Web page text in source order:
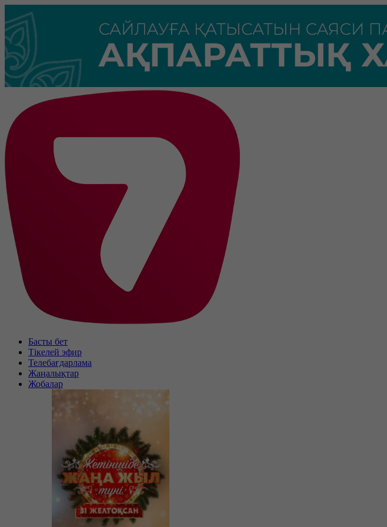
Басты бет
Тікелей эфир
Телебағдарлама
Жаңалықтар
Жобалар